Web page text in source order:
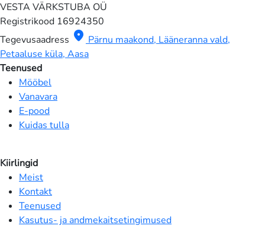
VESTA VÄRKSTUBA OÜ
Registrikood 16924350
Tegevusaadress location_on Pärnu maakond, Lääneranna vald,
Petaaluse küla, Aasa
Teenused
Mööbel
Vanavara
E-pood
Kuidas tulla
Kiirlingid
Meist
Kontakt
Teenused
Kasutus- ja andmekaitsetingimused